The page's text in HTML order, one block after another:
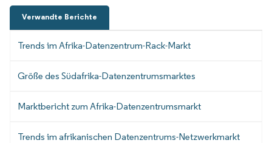
Verwandte Berichte
Trends im Afrika-Datenzentrum-Rack-Markt
Größe des Südafrika-Datenzentrumsmarktes
Marktbericht zum Afrika-Datenzentrumsmarkt
Trends im afrikanischen Datenzentrums-Netzwerkmarkt